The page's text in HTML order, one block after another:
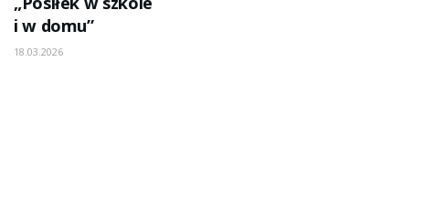
i w domu”
18.03.2026